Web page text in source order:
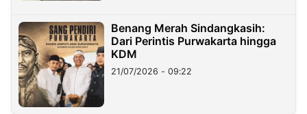
Benang Merah Sindangkasih:
Dari Perintis Purwakarta hingga
KDM
21/07/2026 - 09:22